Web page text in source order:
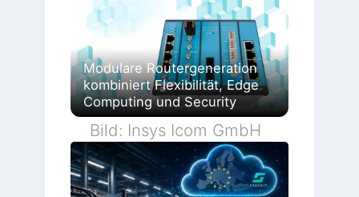
Modulare Routergeneration
kombiniert Flexibilität, Edge
Computing und Security
Bild: Insys Icom GmbH